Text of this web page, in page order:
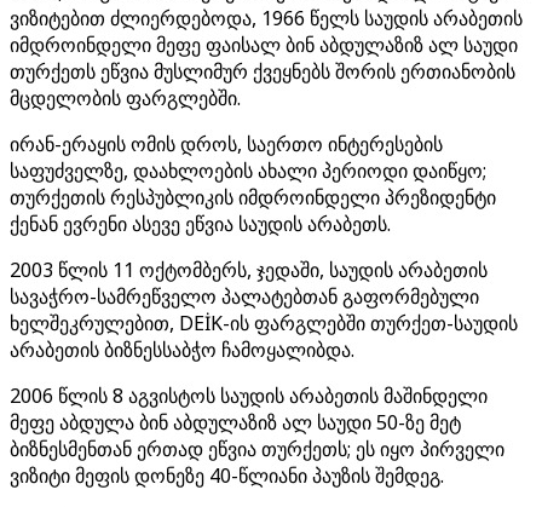
ვიზიტებით ძლიერდებოდა, 1966 წელს საუდის არაბეთის
იმდროინდელი მეფე ფაისალ ბინ აბდულაზიზ ალ საუდი
თურქეთს ეწვია მუსლიმურ ქვეყნებს შორის ერთიანობის
მცდელობის ფარგლებში.
ირან-ერაყის ომის დროს, საერთო ინტერესების
საფუძველზე, დაახლოების ახალი პერიოდი დაიწყო;
თურქეთის რესპუბლიკის იმდროინდელი პრეზიდენტი
ქენან ევრენი ასევე ეწვია საუდის არაბეთს.
2003 წლის 11 ოქტომბერს, ჯედაში, საუდის არაბეთის
სავაჭრო-სამრეწველო პალატებთან გაფორმებული
ხელშეკრულებით, DEİK-ის ფარგლებში თურქეთ-საუდის
არაბეთის ბიზნესსაბჭო ჩამოყალიბდა.
2006 წლის 8 აგვისტოს საუდის არაბეთის მაშინდელი
მეფე აბდულა ბინ აბდულაზიზ ალ საუდი 50-ზე მეტ
ბიზნესმენთან ერთად ეწვია თურქეთს; ეს იყო პირველი
ვიზიტი მეფის დონეზე 40-წლიანი პაუზის შემდეგ.